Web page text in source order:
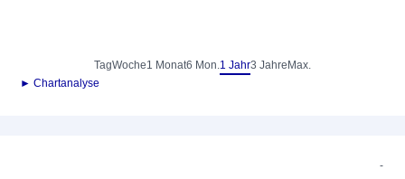
TagWoche1 Monat6 Mon.1 Jahr3 Jahre Max.
► Chartanalyse
-